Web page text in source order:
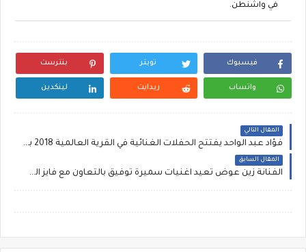
في واشنطن.
فيسبوك تويتر بنترست
واتساب ريدايت لينكدين
المقال التالي
فؤاد عبد الواحد يفتتح الحفلات الغنائية في القرية العالمية 2018 بدبي
المقال السابق
الفنانة زين عوض تعيد اغنيات سميرة توفيق بالتعاون مع فايز السعيد